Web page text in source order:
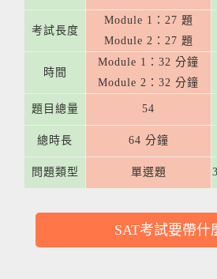
考試長度
Module 1：27 題
Module 2：27 題
時間
Module 1：32 分鐘
Module 2：32 分鐘
題目總量 54
總時長 64 分鐘
問題類型 單選題
SAT考試要帶什